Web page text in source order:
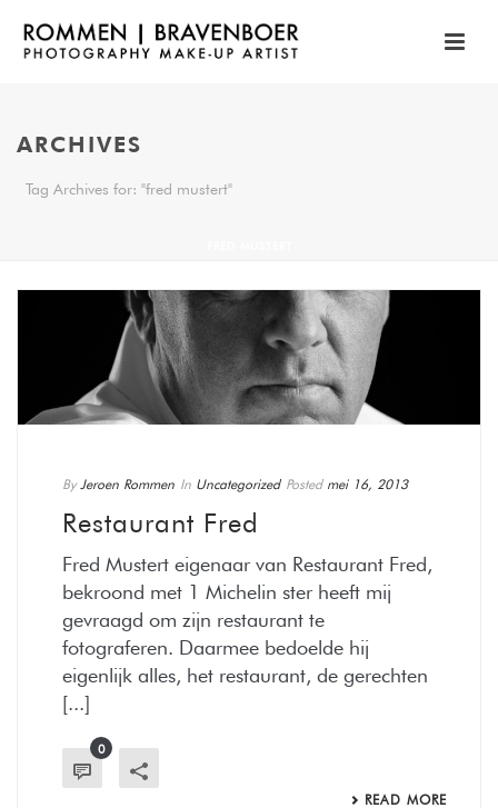
ARCHIVES
Tag Archives for: "fred mustert"
By Jeroen Rommen In Uncategorized Posted mei 16, 2013
Restaurant Fred
Fred Mustert eigenaar van Restaurant Fred,
bekroond met 1 Michelin ster heeft mij
gevraagd om zijn restaurant te
fotograferen. Daarmee bedoelde hij
eigenlijk alles, het restaurant, de gerechten
[...]
0
READ MORE